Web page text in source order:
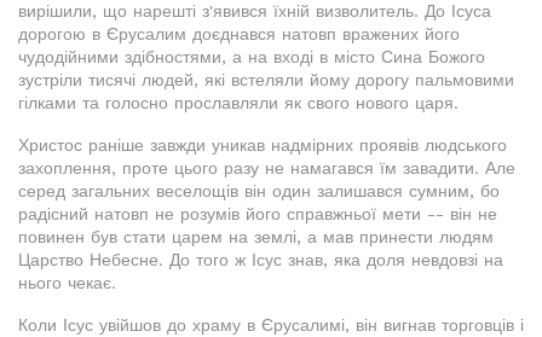
вирішили, що нарешті з'явився їхній визволитель. До Ісуса
дорогою в Єрусалим доєднався натовп вражених його
чудодійними здібностями, а на вході в місто Сина Божого
зустріли тисячі людей, які встеляли йому дорогу пальмовими
гілками та голосно прославляли як свого нового царя.
Христос раніше завжди уникав надмірних проявів людського
захоплення, проте цього разу не намагався їм завадити. Але
серед загальних веселощів він один залишався сумним, бо
радісний натовп не розумів його справжньої мети -- він не
повинен був стати царем на землі, а мав принести людям
Царство Небесне. До того ж Ісус знав, яка доля невдовзі на
нього чекає.
Коли Ісус увійшов до храму в Єрусалимі, він вигнав торговців і